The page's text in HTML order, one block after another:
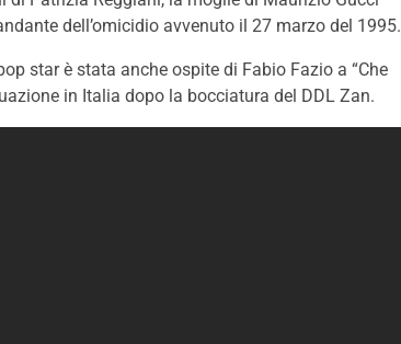
dell’omicidio avvenuto il 27 marzo del 1995.
star è stata anche ospite di Fabio Fazio a “Che
in Italia dopo la bocciatura del DDL Zan.